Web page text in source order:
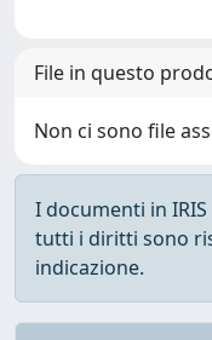
File in questo
Non ci sono file
I documenti in
tutti i diritti sono
indicazione.